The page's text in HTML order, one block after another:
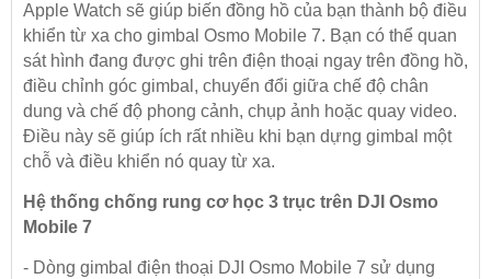
Apple Watch sẽ giúp biến đồng hồ của bạn thành bộ điều
khiển từ xa cho gimbal Osmo Mobile 7. Bạn có thể quan
sát hình đang được ghi trên điện thoại ngay trên đồng hồ,
điều chỉnh góc gimbal, chuyển đổi giữa chế độ chân
dung và chế độ phong cảnh, chụp ảnh hoặc quay video.
Điều này sẽ giúp ích rất nhiều khi bạn dựng gimbal một
chỗ và điều khiển nó quay từ xa.
Hệ thống chống rung cơ học 3 trục trên DJI Osmo
Mobile 7
- Dòng gimbal điện thoại DJI Osmo Mobile 7 sử dụng